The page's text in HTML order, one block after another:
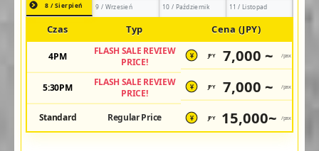
8 / Sierpień 9 / Wrzesień 10 / Październik 11 / Listopad
Czas Typ Cena (JPY)
4PM
FLASH SALE REVIEW
PRICE!
¥ JPY 7,000 ~ /pax
5:30PM
FLASH SALE REVIEW
PRICE!
¥ JPY 7,000 ~ /pax
Standard Regular Price ¥ JPY 15,000~ /pax